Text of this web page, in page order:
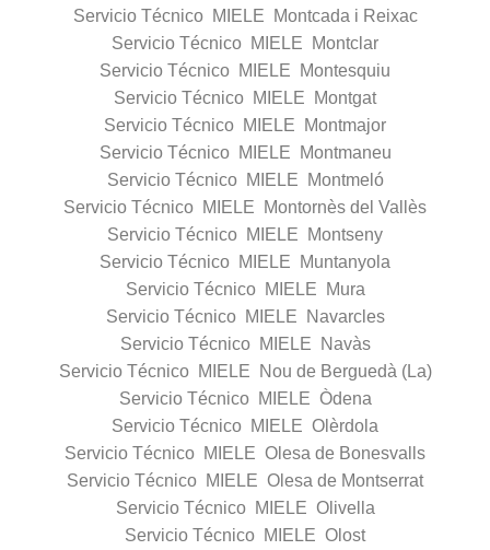
Servicio Técnico MIELE Montcada i Reixac
Servicio Técnico MIELE Montclar
Servicio Técnico MIELE Montesquiu
Servicio Técnico MIELE Montgat
Servicio Técnico MIELE Montmajor
Servicio Técnico MIELE Montmaneu
Servicio Técnico MIELE Montmeló
Servicio Técnico MIELE Montornès del Vallès
Servicio Técnico MIELE Montseny
Servicio Técnico MIELE Muntanyola
Servicio Técnico MIELE Mura
Servicio Técnico MIELE Navarcles
Servicio Técnico MIELE Navàs
Servicio Técnico MIELE Nou de Berguedà (La)
Servicio Técnico MIELE Òdena
Servicio Técnico MIELE Olèrdola
Servicio Técnico MIELE Olesa de Bonesvalls
Servicio Técnico MIELE Olesa de Montserrat
Servicio Técnico MIELE Olivella
Servicio Técnico MIELE Olost